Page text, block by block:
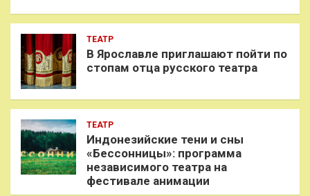
ТЕАТР
В Ярославле приглашают пойти по
стопам отца русского театра
ТЕАТР
Индонезийские тени и сны
«Бессонницы»: программа
независимого театра на
фестивале анимации